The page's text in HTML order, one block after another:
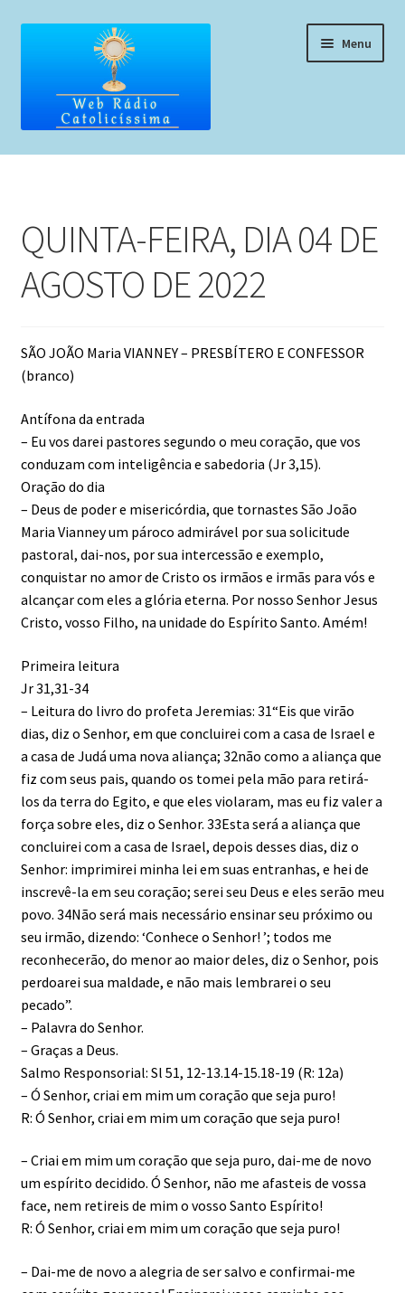
conteúdo
Menu
Home
Liturgia Diária
Horários de missas
Pedidos de oração, testemunho ou música
QUINTA-FEIRA, DIA 04 DE
AGOSTO DE 2022
SÃO JOÃO Maria VIANNEY – PRESBÍTERO E CONFESSOR
(branco)
Antífona da entrada
– Eu vos darei pastores segundo o meu coração, que vos
conduzam com inteligência e sabedoria (Jr 3,15).
Oração do dia
– Deus de poder e misericórdia, que tornastes São João
Maria Vianney um pároco admirável por sua solicitude
pastoral, dai-nos, por sua intercessão e exemplo,
conquistar no amor de Cristo os irmãos e irmãs para vós e
alcançar com eles a glória eterna. Por nosso Senhor Jesus
Cristo, vosso Filho, na unidade do Espírito Santo. Amém!
Primeira leitura
Jr 31,31-34
– Leitura do livro do profeta Jeremias: 31“Eis que virão
dias, diz o Senhor, em que concluirei com a casa de Israel e
a casa de Judá uma nova aliança; 32não como a aliança que
fiz com seus pais, quando os tomei pela mão para retirá-
los da terra do Egito, e que eles violaram, mas eu fiz valer a
força sobre eles, diz o Senhor. 33Esta será a aliança que
concluirei com a casa de Israel, depois desses dias, diz o
Senhor: imprimirei minha lei em suas entranhas, e hei de
ins­crevê-la em seu coração; serei seu Deus e eles serão meu
povo. 34Não será mais necessário ensinar seu próximo ou
seu irmão, dizendo: ‘Conhece o Senhor! ’; todos me
reconhecerão, do menor ao maior deles, diz o Senhor, pois
perdoarei sua maldade, e não mais lembrarei o seu
pecado”.
– Palavra do Senhor.
– Graças a Deus.
Salmo Responsorial: Sl 51, 12-13.14-15.18-19 (R: 12a)
– Ó Senhor, criai em mim um co­ração que seja puro!
R: Ó Senhor, criai em mim um co­ração que seja puro!
– Criai em mim um coração que seja puro, dai-me de novo
um espírito decidido. Ó Senhor, não me afasteis de vossa
face, nem retireis de mim o vosso Santo Espírito!
R: Ó Senhor, criai em mim um co­ração que seja puro!
– Dai-me de novo a alegria de ser salvo e confirmai-me